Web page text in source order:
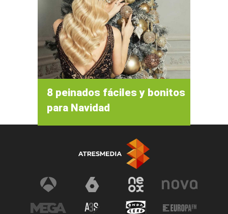
8 peinados fáciles y bonitos
para Navidad